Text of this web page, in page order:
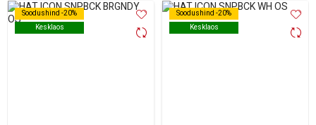
Soodushind -20%
Kesklaos
Soodushind -20%
Kesklaos
Soodushind -20%
Kesklaos
Soodushind -20%
Kesklaos